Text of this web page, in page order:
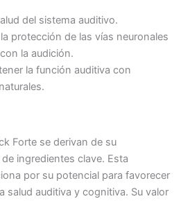
del sistema auditivo.
protección de las vías neuronales
la audición.
la función auditiva con
Forte se derivan de su
ingredientes clave. Esta
por su potencial para favorecer
salud auditiva y cognitiva. Su valor